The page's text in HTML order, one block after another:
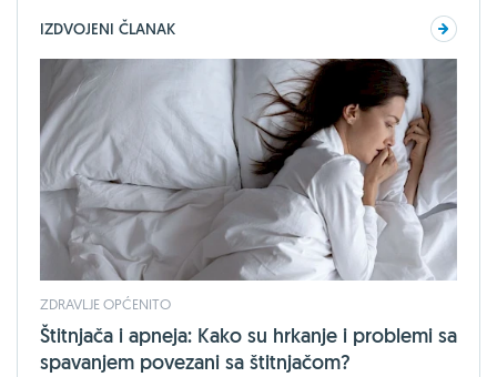
IZDVOJENI ČLANAK
ZDRAVLJE OPĆENITO
Štitnjača i apneja: Kako su hrkanje i problemi sa
spavanjem povezani sa štitnjačom?